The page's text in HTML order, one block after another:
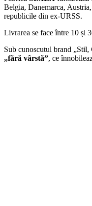
Belgia, Danemarca,
republicile din ex-URSS.
Livrarea se face între 10 și
Sub cunoscutul brand
„fără vârstă”, ce